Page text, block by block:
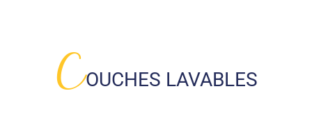
COUCHES LAVABLES